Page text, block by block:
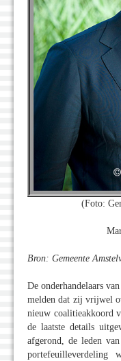
(Foto:
Bron: Gemeente
De onderhandelaars
melden dat zij vrijwel
nieuw coalitieakkoord
de laatste details
afgerond, de leden
portefeuilleverdeling